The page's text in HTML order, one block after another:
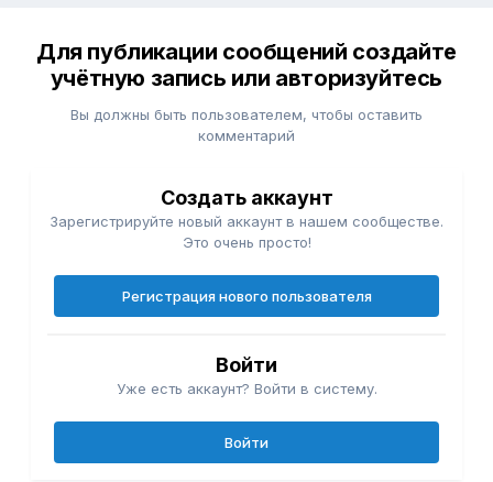
Для публикации сообщений создайте
учётную запись или авторизуйтесь
Вы должны быть пользователем, чтобы оставить
комментарий
Создать аккаунт
Зарегистрируйте новый аккаунт в нашем сообществе.
Это очень просто!
Регистрация нового пользователя
Войти
Уже есть аккаунт? Войти в систему.
Войти